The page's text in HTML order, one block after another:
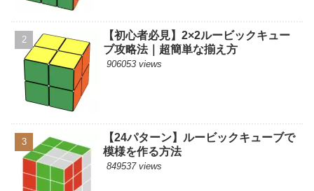
【初心者必見】2×2ルービックキュー
ブ攻略法｜超簡単な揃え方
906053 views
【24パターン】ルービックキューブで
模様を作る方法
849537 views